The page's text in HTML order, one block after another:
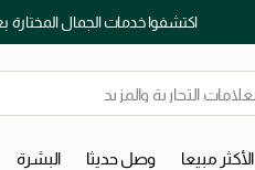
اكتشفوا خدمات الجمال المختارة
الأكثر مبيعا وصل حديثا البشرة